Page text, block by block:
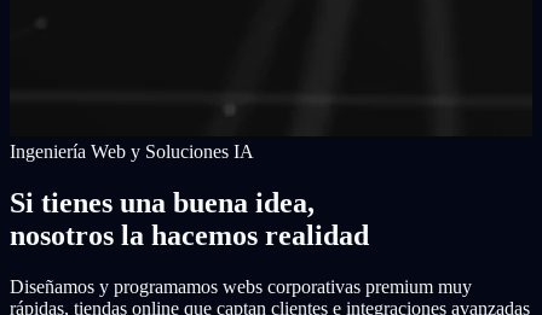
Ingeniería Web y Soluciones IA
Si tienes una buena idea,
nosotros la hacemos realidad
Diseñamos y programamos webs corporativas premium muy
rápidas, tiendas online que captan clientes e integraciones avanzadas